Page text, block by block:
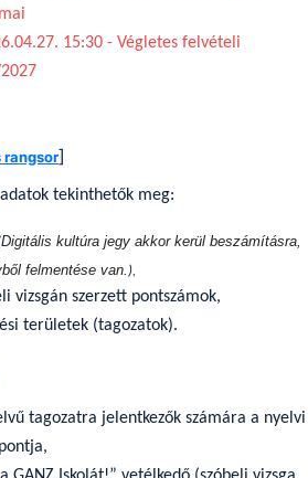
15:30 - Végletes felvételi
]
tekinthetők meg:
Digitális kultúra jegy akkor kerül beszámításra,
felmentése van. ),
vizsgán szerzett pontszámok,
területek (tagozatok).
tagozatra jelentkezők számára a nyelvi